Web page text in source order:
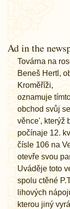
Ad in the
Továrna na
Beneš Hertl,
Kroměříži,
oznamuje
obchod svůj
věnce', kterýž
počínaje 12.
čísle 106 na
otevře svou
Uváděje toto
spolu ctěné
lihových
kterou jiný